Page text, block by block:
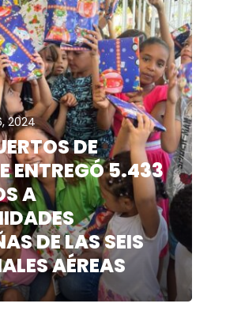
2024
DE
ENTREGÓ 5.433
A
DE LAS SEIS
AÉREAS